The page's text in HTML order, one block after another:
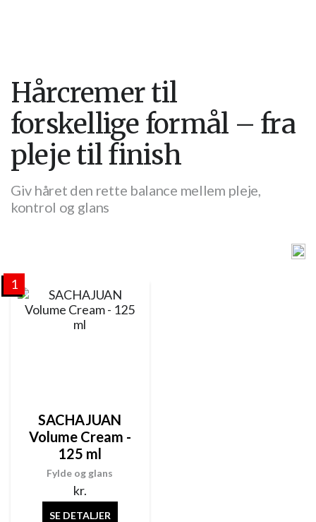
Hårcremer til
forskellige formål – fra
pleje til finish
Giv håret den rette balance mellem pleje,
kontrol og glans
1
Fylde og glans
SACHAJUAN
Volume Cream -
125 ml
kr.
SE DETALJER